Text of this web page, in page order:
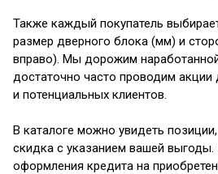
Также каждый покупатель
размер дверного блока (мм) и
вправо). Мы дорожим
достаточно часто проводим
и потенциальных клиентов.
В каталоге можно увидеть
скидка с указанием вашей
оформления кредита на